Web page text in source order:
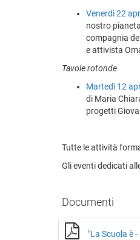
Venerdì 22
nostro
compagnia
e attivista
Tavole rotonde
Martedì 12
di Maria
progetti
Tutte le attività
Gli eventi dedicati
Documenti
"La Scuola è